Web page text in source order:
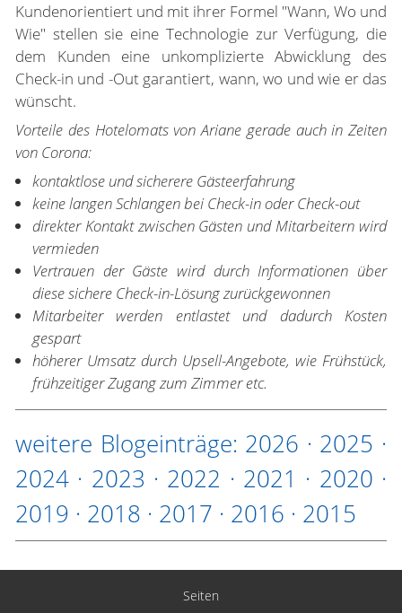
Kundenorientiert und mit ihrer Formel "Wann, Wo und
Wie" stellen sie eine Technologie zur Verfügung, die
dem Kunden eine unkomplizierte Abwicklung des
Check-in und -Out garantiert, wann, wo und wie er das
wünscht.
Vorteile des Hotelomats von Ariane gerade auch in Zeiten
von Corona:
kontaktlose und sicherere Gästeerfahrung
keine langen Schlangen bei Check-in oder Check-out
direkter Kontakt zwischen Gästen und Mitarbeitern wird
vermieden
Vertrauen der Gäste wird durch Informationen über
diese sichere Check-in-Lösung zurückgewonnen
Mitarbeiter werden entlastet und dadurch Kosten
gespart
höherer Umsatz durch Upsell-Angebote, wie Frühstück,
frühzeitiger Zugang zum Zimmer etc.
weitere Blogeinträge: 2026 · 2025 ·
2024 · 2023 · 2022 · 2021 · 2020 ·
2019 · 2018 · 2017 · 2016 · 2015
Seiten